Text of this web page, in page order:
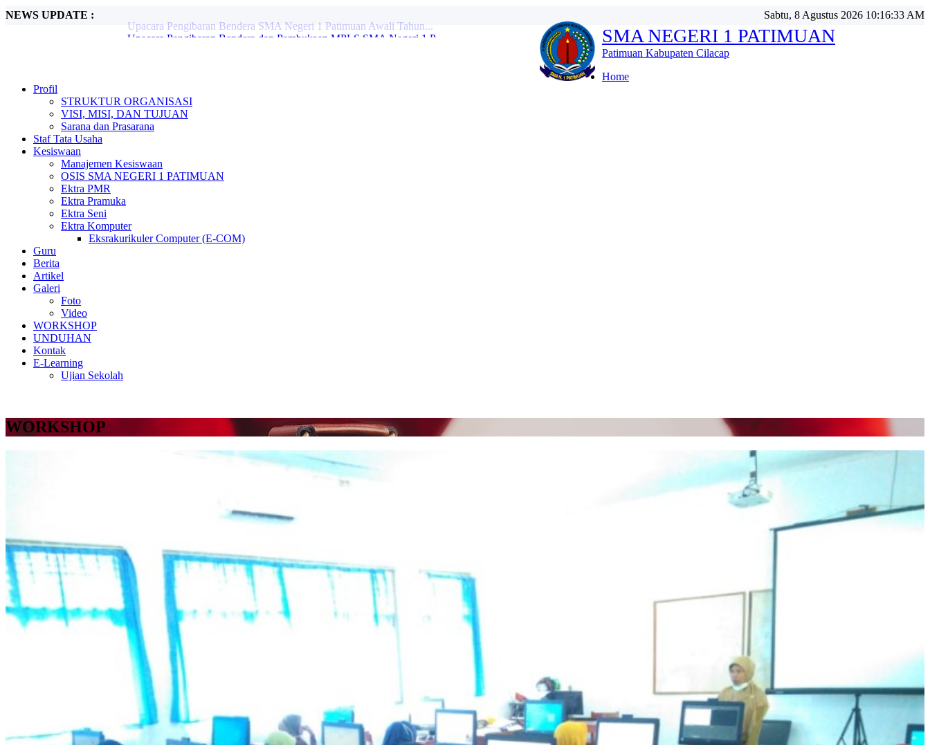
NEWS UPDATE :
Upacara Pengibaran Bendera dan Pembukaan MPLS SMA Negeri 1 P...
Tiga Siswa Berhasil Lolos OSN Tingkat Kabupaten Tahun 2026...
Upacara Pengibaran Bendera Merah Putih SMA Negeri 1 Patimuan...
UPACARA PENGIBARAN BENDERA MERAH PUTIH SMA NEGERI 1 PATIMUAN...
UPACARA PERINGATAN HARI ANAK NASIONAL KE-42 TAHUN 2026 DI SM...
Sabtu, 8 Agustus 2026 10:16:35 AM
SMA NEGERI 1 PATIMUAN
Patimuan Kabupaten Cilacap
Home
Profil
STRUKTUR ORGANISASI
VISI, MISI, DAN TUJUAN
Sarana dan Prasarana
Staf Tata Usaha
Kesiswaan
Manajemen Kesiswaan
OSIS SMA NEGERI 1 PATIMUAN
Ektra PMR
Ektra Pramuka
Ektra Seni
Ektra Komputer
Eksrakurikuler Computer (E-COM)
Guru
Berita
Artikel
Galeri
Foto
Video
WORKSHOP
UNDUHAN
Kontak
E-Learning
Ujian Sekolah
WORKSHOP